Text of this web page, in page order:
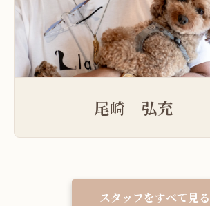
尾崎 弘充
スタッフをすべて見る